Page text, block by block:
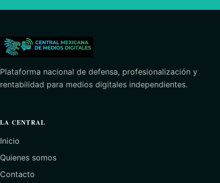
Plataforma nacional de defensa, profesionalización y
rentabilidad para medios digitales independientes.
LA CENTRAL
Inicio
Quienes somos
Contacto